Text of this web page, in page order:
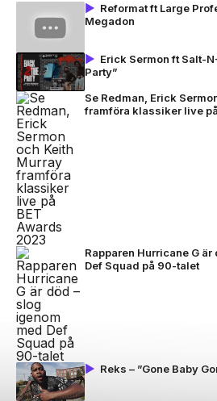
Reformat ft Large
Megadon
Erick Sermon ft Salt-
Party”
Se Redman, Erick
framföra klassiker live
Rapparen Hurricane G
Def Squad på 90-talet
Reks – ”Gone Baby